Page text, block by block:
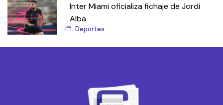
Inter Miami oficializa fichaje de Jordi
Alba
Deportes